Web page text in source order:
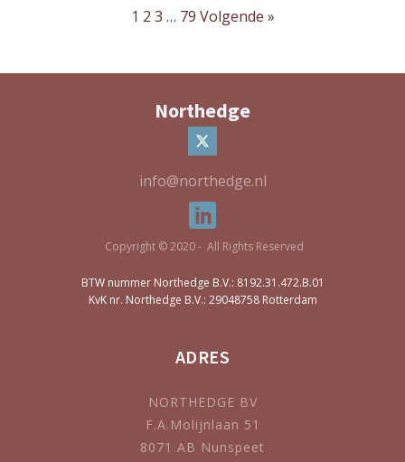
1 2 3 … 79 Volgende »
Northedge
info@northedge.nl
Copyright © 2020 - All Rights Reserved
BTW nummer Northedge B.V.: 8192.31.472.B.01
KvK nr. Northedge B.V.: 29048758 Rotterdam
ADRES
NORTHEDGE BV
F.A.Molijnlaan 51
8071 AB Nunspeet